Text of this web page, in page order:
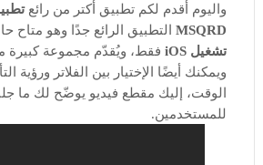
واليوم أقدم لكم تطبيق أكتر من رائع
MSQRD التطبيق الرائع جدًا وهو متاح
تشغيل iOS
فقط، ويُقدّم مجموعة كبيرة
ويمكنك أيضًا الإختيار بين الفلاتر ورؤية
للمستخدمين.